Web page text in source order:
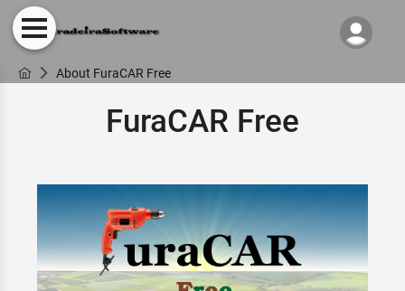
About FuraCAR Free
FuraCAR Free